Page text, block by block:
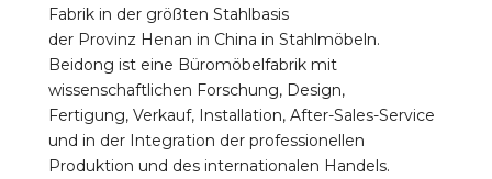
Fabrik in der größten Stahlbasis
der Provinz Henan in China in Stahlmöbeln.
Beidong ist eine Büromöbelfabrik mit
wissenschaftlichen Forschung, Design,
Fertigung, Verkauf, Installation, After-Sales-Service
und in der Integration der professionellen
Produktion und des internationalen Handels.